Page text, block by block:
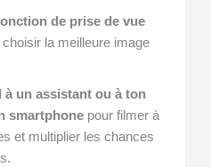
de prise de vue
la meilleure image
à un assistant ou à ton
smartphonepour filmer à
et multiplier les chances